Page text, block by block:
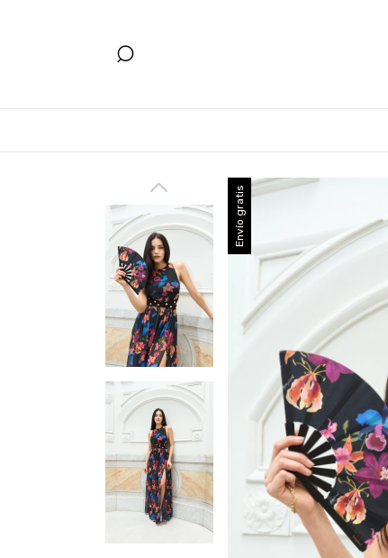
Envío gratis